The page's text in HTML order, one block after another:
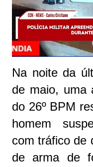
Na noite da
de maio, uma
do 26º BPM
homem
com tráfico de
de arma de